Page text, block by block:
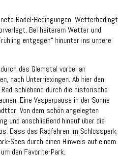
Radel-Bedingungen. Wetterbedingt
Bei heiterem Wetter und
entgegen“ hinunter ins untere
das Glemstal vorbei an
nach Unterriexingen. Ab hier den
schiebend durch die historische
Eine Vesperpause in der Sonne
Von dem schön angelegten
und anschließend hinauf über die
Dass das Radfahren im Schlosspark
Sees durch einen Hinweis auf einem
den Favorite-Park.